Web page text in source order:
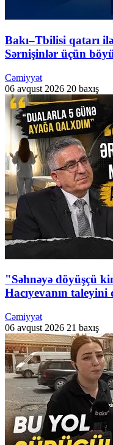
Bakı–Tbilisi qatarı
Sərnişinlər üçün
Cəmiyyət
06 avqust 2026 20 baxış
"Səhnəyə döyüşçü
Hacıyevanın
Cəmiyyət
06 avqust 2026 21 baxış